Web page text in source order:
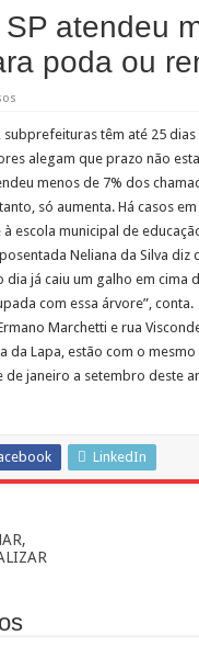
uma história de superação,
Lagunitas e Amigos de São
ações de saúde aos canteiros
realizar serviços de Creci-SP,
atraem mais de 1,5
atendeu
poda ou
subprefeituras têm até 25
alegam que prazo não
menos de 7% dos
só aumenta. Há casos
escola municipal de
Neliana da Silva diz
dia já caiu um galho em cima
com essa árvore”, conta.
Marchetti e rua
da Lapa, estão com o
janeiro a setembro deste
LinkedIn